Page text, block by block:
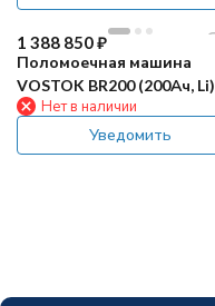
1 388 850₽
Поломоечная машина
VOSTOK BR200 (200Ач, Li)
Нет в наличии
Уведомить